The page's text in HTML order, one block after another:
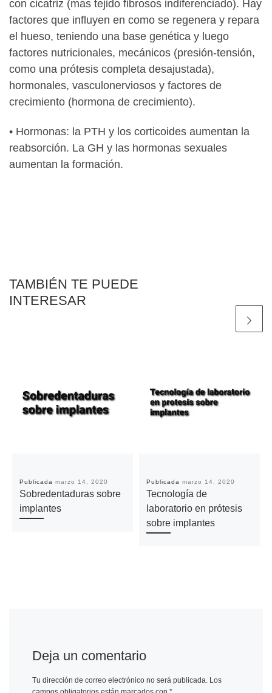
con cicatriz (mas tejido fibrosos indiferenciado). Hay
factores que influyen en como se regenera y repara
el hueso, teniendo una base genética y luego
factores nutricionales, mecánicos (presión-tensión,
como una prótesis completa desajustada),
hormonales, vasculonerviosos y factores de
crecimiento (hormona de crecimiento).
• Hormonas: la PTH y los corticoides aumentan la
reabsorción. La GH y las hormonas sexuales
aumentan la formación.
TAMBIÉN TE PUEDE
INTERESAR
Publicada marzo 14, 2020
Sobredentaduras sobre
implantes
Publicada marzo 14, 2020
Tecnología de
laboratorio en prótesis
sobre implantes
Deja un comentario
Tu dirección de correo electrónico no será publicada. Los